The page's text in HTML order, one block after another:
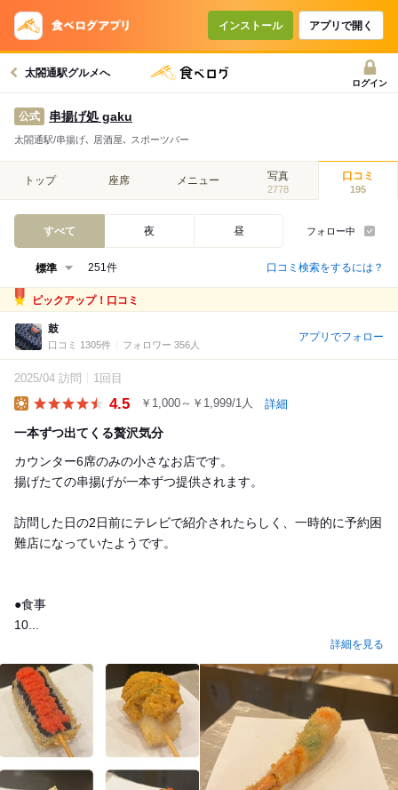
インストール アプリで開く
太閤通駅グルメへ
ログイン
公式 串揚げ処 gaku
太閤通駅/串揚げ､ 居酒屋､ スポーツバー
トップ 座席 メニュー 写真
2778
口コミ
195
すべて 夜 昼 フォロー中
251件 口コミ検索をするには？
ピックアップ！口コミ
鼓
口コミ 1305件 フォロワー 356人
アプリでフォロー
2025/04 訪問 1回目
4.5 ￥1,000～￥1,999/1人 詳細
一本ずつ出てくる贅沢気分
カウンター6席のみの小さなお店です。
揚げたての串揚げが一本ずつ提供されます。
訪問した日の2日前にテレビで紹介されたらしく、一時的に予約困
難店になっていたようです。
●食事
10...
詳細を見る